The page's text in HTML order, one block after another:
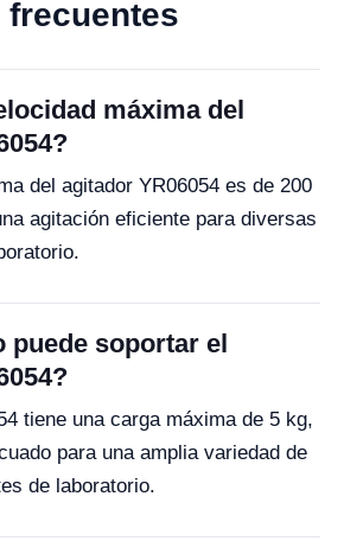
frecuentes
máxima del
del agitador YR06054 es de 200
agitación eficiente para diversas
puede soportar el
tiene una carga máxima de 5 kg,
para una amplia variedad de
de laboratorio.